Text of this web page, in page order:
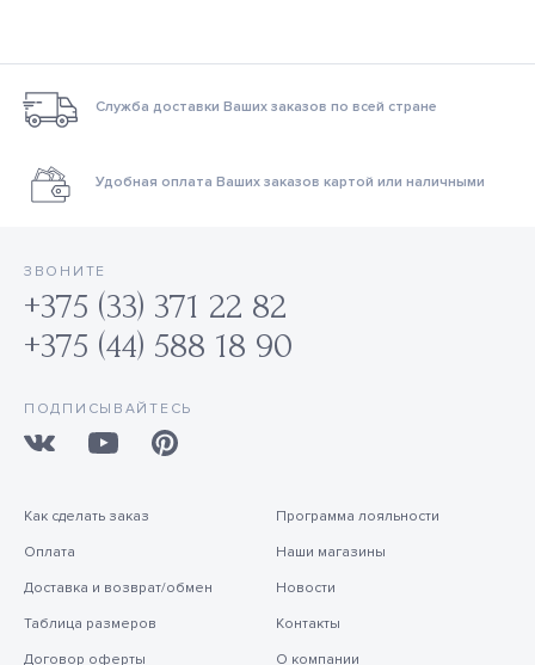
Служба доставки Ваших заказов по всей стране
Удобная оплата Ваших заказов картой или наличными
ЗВОНИТЕ
+375 (33) 371 22 82
+375 (44) 588 18 90
ПОДПИСЫВАЙТЕСЬ
Как сделать заказ
Оплата
Доставка и возврат/обмен
Таблица размеров
Договор оферты
Программа лояльности
Наши магазины
Новости
Контакты
О компании